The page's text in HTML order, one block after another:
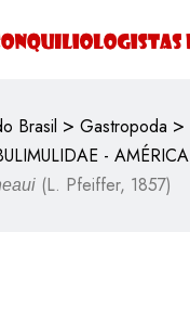
Brasil > Gastropoda >
- AMÉRICA
(L. Pfeiffer, 1857)